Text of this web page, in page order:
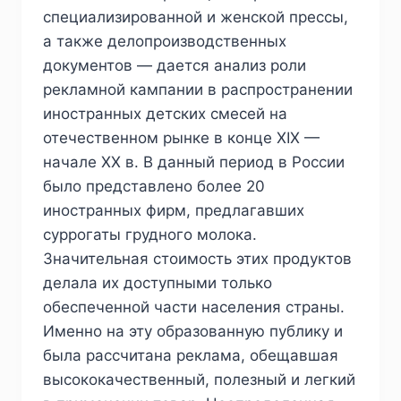
специализированной и женской прессы,
а также делопроизводственных
документов — дается анализ роли
рекламной кампании в распространении
иностранных детских смесей на
отечественном рынке в конце XIX —
начале ХХ в. В данный период в России
было представлено более 20
иностранных фирм, предлагавших
суррогаты грудного молока.
Значительная стоимость этих продуктов
делала их доступными только
обеспеченной части населения страны.
Именно на эту образованную публику и
была рассчитана реклама, обещавшая
высококачественный, полезный и легкий